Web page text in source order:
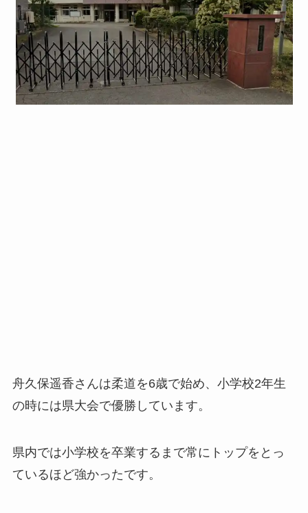
舟久保遥香さんは柔道を6歳で始め、小学校2年生
の時には県大会で優勝しています。
県内では小学校を卒業するまで常にトップをとっ
ているほど強かったです。